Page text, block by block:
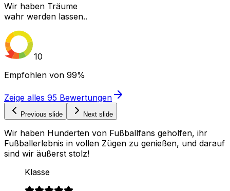
Wir haben Träume
wahr werden lassen..
10
Empfohlen von 99%
Zeige alles 95 Bewertungen
Previous slide Next slide
Wir haben Hunderten von Fußballfans geholfen, ihr
Fußballerlebnis in vollen Zügen zu genießen, und darauf
sind wir äußerst stolz!
Klasse